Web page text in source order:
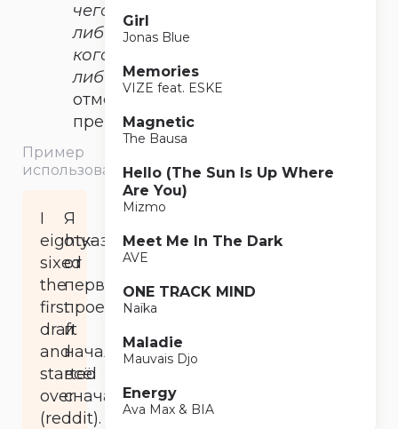
чего-
либо/
кого-
либо)
отменить,
прекратить
Пример
использования
I
eighty-
sixed
the
first
draft
and
started
over
(reddit).
Я
отказался
от
первоначального
проекта
и
начал
всё
сначала.
Girl
Jonas Blue
Memories
VIZE feat. ESKE
Magnetic
The Bausa
Hello (The Sun Is Up Where
Are You)
Mizmo
Meet Me In The Dark
AVE
ONE TRACK MIND
Naïka
Maladie
Mauvais Djo
Energy
Ava Max & BIA